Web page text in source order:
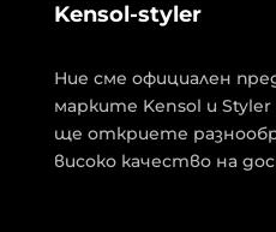
Kensol-styler
Ние сме официален
марките Kensol и
ще откриете
високо качество на